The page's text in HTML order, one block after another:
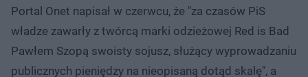
Portal Onet napisał w czerwcu, że "za czasów PiS
władze zawarły z twórcą marki odzieżowej Red is Bad
Pawłem Szopą swoisty sojusz, służący wyprowadzaniu
publicznych pieniędzy na nieopisaną dotąd skalę", a